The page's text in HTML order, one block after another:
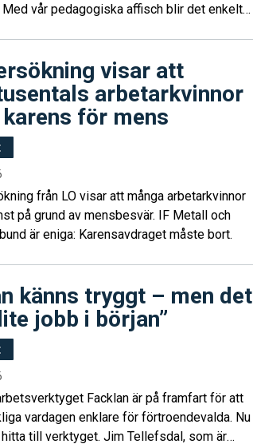
vår pedagogiska affisch blir det enkelt
visar att
arbetarkvinnor
för mens
från LO visar att många arbetarkvinnor
på grund av mensbesvär. IF Metall och
är eniga: Karensavdraget måste bort.
känns tryggt – men det
jobb i början”
Facklan är på framfart för att
vardagen enklare för förtroendevalda. Nu
till verktyget. Jim Tellefsdal, som är